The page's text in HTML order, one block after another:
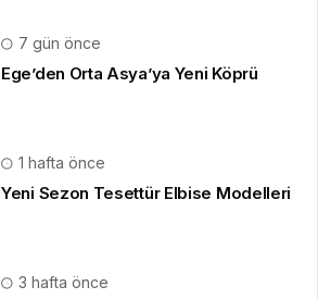
7 gün önce
Ege’den Orta Asya’ya Yeni Köprü
1 hafta önce
Yeni Sezon Tesettür Elbise Modelleri
3 hafta önce